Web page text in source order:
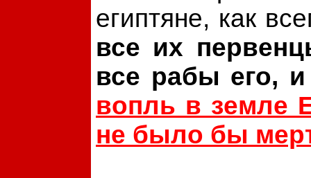
египтяне, как
все их
все рабы его,
вопль в земле
не было бы